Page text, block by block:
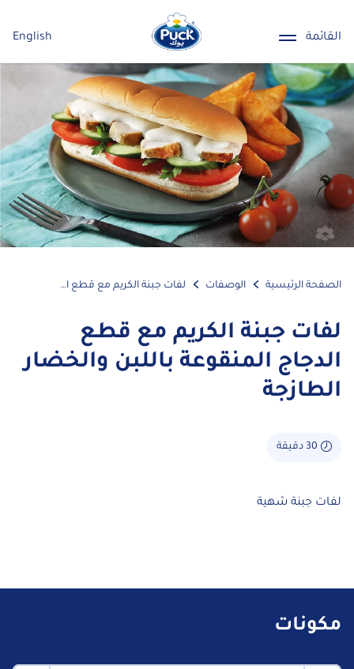
القائمة English
الصفحة الرئيسية الوصفات لفات جبنة الكريم مع قطع الدجاج المنقوعة باللبن والخضار الطازجة
لفات جبنة الكريم مع قطع
الدجاج المنقوعة باللبن والخضار
الطازجة
30 دقيقة
لفات جبنة شهية
مكونات